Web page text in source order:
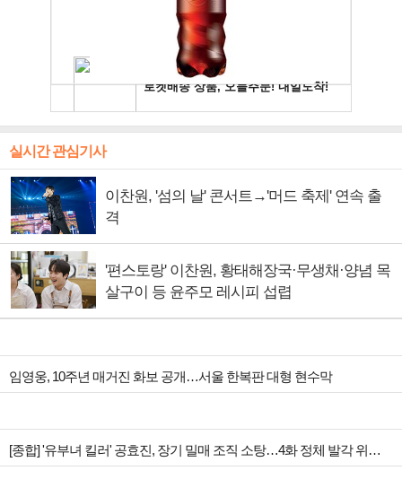
실시간 관심기사
이찬원, '섬의 날' 콘서트→'머드 축제' 연속 출
격
'편스토랑' 이찬원, 황태해장국·무생채·양념 목
살구이 등 윤주모 레시피 섭렵
임영웅, 10주년 매거진 화보 공개…서울 한복판 대형 현수막
[종합] '유부녀 킬러' 공효진, 장기 밀매 조직 소탕…4화 정체 발각 위기 예고